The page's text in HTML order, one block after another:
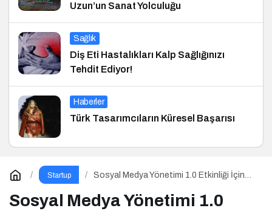
Uzun’un Sanat Yolculuğu
Sağlık
Diş Eti Hastalıkları Kalp Sağlığınızı
Tehdit Ediyor!
Haberler
Türk Tasarımcıların Küresel Başarısı
Startup
Sosyal Medya Yönetimi 1.0 Etkinliği İçin
Sosyal Medya Yönetimi 1.0